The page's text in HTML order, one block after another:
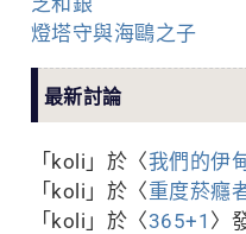
燈塔守與海鷗之子
最新討論
「koli 」於〈我們的伊
「koli 」於〈重度菸癮
「koli 」於〈365+1 〉